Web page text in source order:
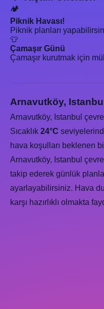
🏕️
Piknik Havası!
Piknik planları
👕
Çamaşır Günü
Çamaşır kurutmak için
Arnavutköy,
Arnavutköy, Istanbul
Sıcaklık 24°C
hava koşulları beklenen
Arnavutköy, Istanbul
takip ederek günlük
ayarlayabilirsiniz. Hava
karşı hazırlıklı olmakta